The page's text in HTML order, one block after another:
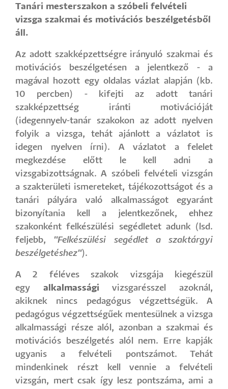
Tanári mesterszakon a szóbeli felvételi
vizsga szakmai és motivációs beszélgetésből
áll.
Az adott szakképzettségre irányuló szakmai és
motivációs beszélgetésen a jelentkező - a
magával hozott egy oldalas vázlat alapján (kb.
10 percben) - kifejti az adott tanári
szakképzettség iránti motivációját
(idegennyelv-tanár szakokon az adott nyelven
folyik a vizsga, tehát ajánlott a vázlatot is
idegen nyelven írni). A vázlatot a felelet
megkezdése előtt le kell adni a
vizsgabizottságnak. A szóbeli felvételi vizsgán
a szakterületi ismereteket, tájékozottságot és a
tanári pályára való alkalmasságot egyaránt
bizonyítania kell a jelentkezőnek, ehhez
szakonként felkészülési segédletet adunk (lsd.
feljebb,
"Felkészülési segédlet a szaktárgyi
beszélgetéshez").
A 2 féléves szakok vizsgája kiegészül
egy alkalmassági vizsgarésszel azoknál,
akiknek nincs pedagógus végzettségük. A
pedagógus végzettségűek mentesülnek a vizsga
alkalmassági része alól, azonban a szakmai és
motivációs beszélgetés alól nem. Erre kapják
ugyanis a felvételi pontszámot. Tehát
mindenkinek részt kell vennie a felvételi
vizsgán, mert csak így lesz pontszáma, ami a